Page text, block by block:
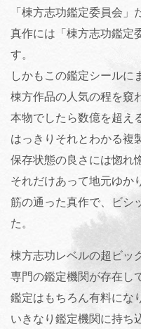
「棟方志功鑑定委員会」
真作には「棟方志功鑑定
す。
しかもこの鑑定シールに
棟方作品の人気の程を窺
本物でしたら数億を超え
はっきりそれとわかる複
保存状態の良さには惚れ
それだけあって地元ゆか
筋の通った真作で、ビシ
た。
棟方志功レベルの超ビッ
専門の鑑定機関が存在し
鑑定はもちろん有料にな
いきなり鑑定機関に持ち